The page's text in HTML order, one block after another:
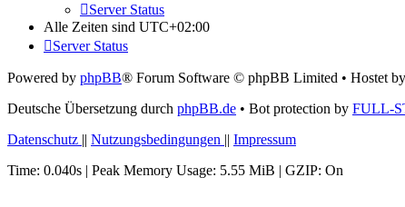
Server Status
Alle Zeiten sind UTC+02:00
Server Status
Powered by phpBB® Forum Software © phpBB Limited • Hostet by
Deutsche Übersetzung durch phpBB.de • Bot protection by FULL-
Datenschutz || Nutzungsbedingungen || Impressum
Time: 0.040s | Peak Memory Usage: 5.55 MiB | GZIP: On